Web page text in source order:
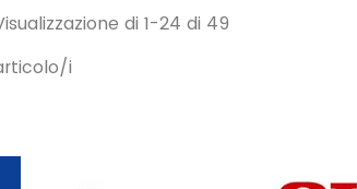
di 1-24 di 49
i